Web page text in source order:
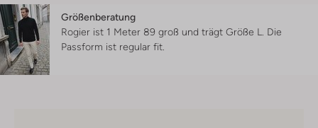
Größenberatung
Rogier ist 1 Meter 89 groß und trägt Größe L. Die
Passform ist regular fit